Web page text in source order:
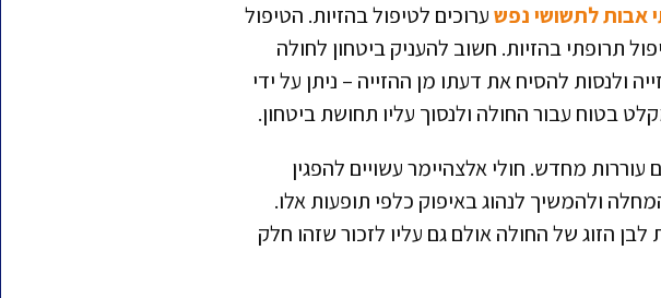
אבות לתשושי נפשערוכים לטיפול בהזיות. הטיפול
תרופתי בהזיות. חשוב להעניק ביטחון לחולה
ולנסות להסיח את דעתו מן ההזייה – ניתן על ידי
בטוח עבור החולה ולנסוך עליו תחושת ביטחון.
מחדש. חולי אלצהיימר עשויים להפגין
ולהמשיך לנהוג באיפוק כלפי תופעות אלו.
הזוג של החולה אולם גם עליו לזכור שזהו חלק